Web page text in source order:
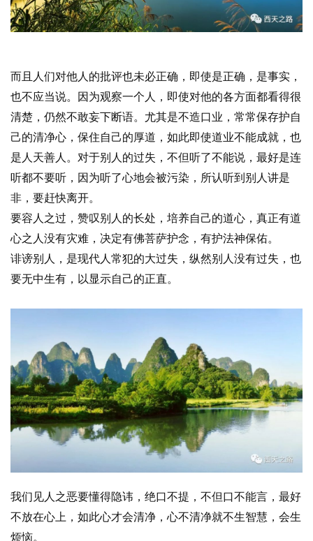
公
益
慈
善
佛
教
人
物
寺
院
视
频
纪
录
佛
艺
术
登录 注册
而且人们对他人的批评也未必正确，即使是正确，是事实，
也不应当说。因为观察一个人，即使对他的各方面都看得很
清楚，仍然不敢妄下断语。尤其是不造口业，常常保存护自
己的清净心，保住自己的厚道，如此即使道业不能成就，也
是人天善人。对于别人的过失，不但听了不能说，最好是连
听都不要听，因为听了心地会被污染，所认听到别人讲是
非，要赶快离开。
要容人之过，赞叹别人的长处，培养自己的道心，真正有道
心之人没有灾难，决定有佛菩萨护念，有护法神保佑。
诽谤别人，是现代人常犯的大过失，纵然别人没有过失，也
要无中生有，以显示自己的正直。
我们见人之恶要懂得隐讳，绝口不提，不但口不能言，最好
不放在心上，如此心才会清净，心不清净就不生智慧，会生
烦恼。